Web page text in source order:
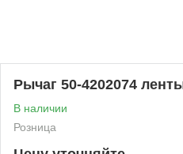
Рычаг 50-4202074
В наличии
Розница